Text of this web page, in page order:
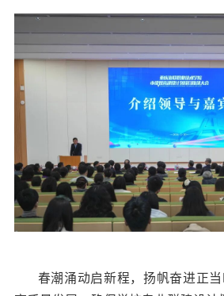
春潮涌动启新程，扬帆奋进正